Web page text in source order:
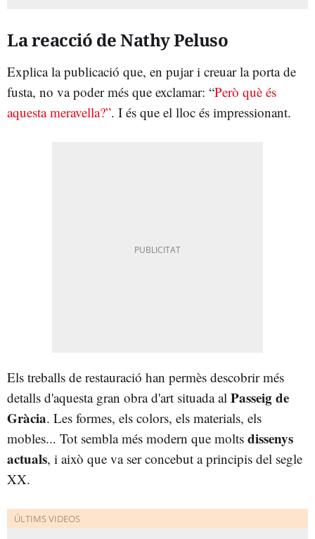
La reacció de Nathy Peluso
Explica la publicació que, en pujar i creuar la porta de
fusta, no va poder més que exclamar: “Però què és
aquesta meravella?”. I és que el lloc és impressionant.
Els treballs de restauració han permès descobrir més
detalls d'aquesta gran obra d'art situada al Passeig de
Gràcia. Les formes, els colors, els materials, els
mobles... Tot sembla més modern que molts dissenys
actuals, i això que va ser concebut a principis del segle
XX.